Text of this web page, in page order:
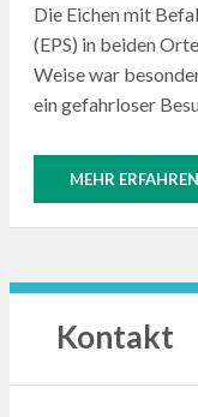
Die Eichen mit
(EPS) in beiden
Weise war
ein gefahrloser
MEHR ERFAHREN
Kontakt